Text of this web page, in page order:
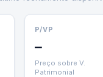
P/VP
—
Preço sobre V.
Patrimonial